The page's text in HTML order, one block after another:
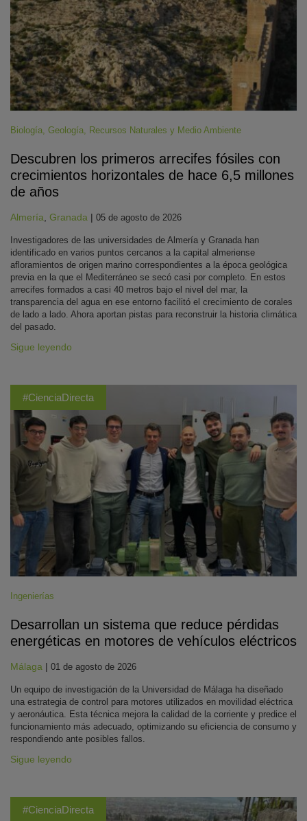
Biología, Geología, Recursos Naturales y Medio Ambiente
Descubren los primeros arrecifes fósiles con
crecimientos horizontales de hace 6,5 millones
de años
Almería Granada | 05 de agosto de 2026
Investigadores de las universidades de Almería y Granada han
identificado en varios puntos cercanos a la capital almeriense
afloramientos de origen marino correspondientes a la época geológica
previa en la que el Mediterráneo se secó casi por completo. En estos
arrecifes formados a casi 40 metros bajo el nivel del mar, la
transparencia del agua en ese entorno facilitó el crecimiento de corales
de lado a lado. Ahora aportan pistas para reconstruir la historia climática
del pasado.
Sigue leyendo
#CienciaDirecta
Ingenierías
Desarrollan un sistema que reduce pérdidas
energéticas en motores de vehículos eléctricos
Málaga | 01 de agosto de 2026
Un equipo de investigación de la Universidad de Málaga ha diseñado
una estrategia de control para motores utilizados en movilidad eléctrica
y aeronáutica. Esta técnica mejora la calidad de la corriente y predice el
funcionamiento más adecuado, optimizando su eficiencia de consumo y
respondiendo ante posibles fallos.
Sigue leyendo
#CienciaDirecta